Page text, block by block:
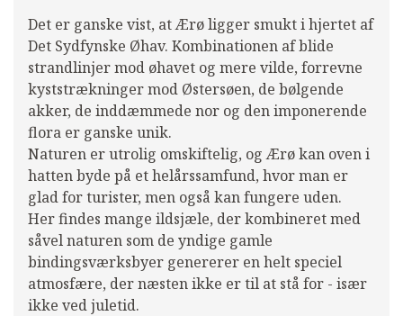
Det er ganske vist, at Ærø ligger smukt i hjertet af
Det Sydfynske Øhav. Kombinationen af blide
strandlinjer mod øhavet og mere vilde, forrevne
kyststrækninger mod Østersøen, de bølgende
akker, de inddæmmede nor og den imponerende
flora er ganske unik.
Naturen er utrolig omskiftelig, og Ærø kan oven i
hatten byde på et helårssamfund, hvor man er
glad for turister, men også kan fungere uden.
Her findes mange ildsjæle, der kombineret med
såvel naturen som de yndige gamle
bindingsværksbyer genererer en helt speciel
atmosfære, der næsten ikke er til at stå for - især
ikke ved juletid.